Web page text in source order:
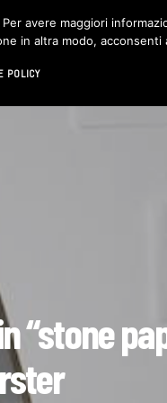
CHI SIAMO
“stone
avere maggiori
in altra modo, acconsenti
POLICY